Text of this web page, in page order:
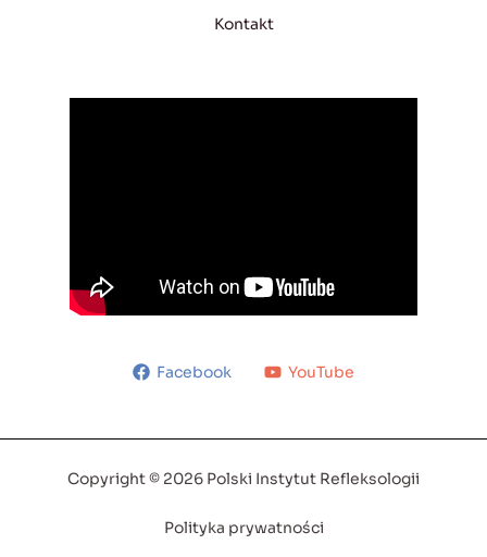
Kontakt
Facebook YouTube
Copyright © 2026 Polski Instytut Refleksologii
Polityka prywatności